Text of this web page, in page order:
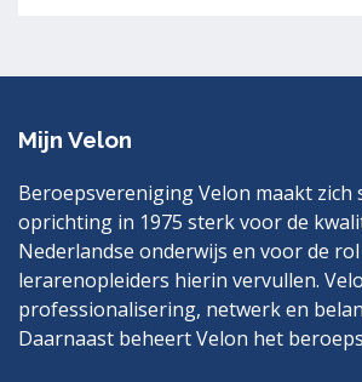
Mijn Velon
Beroepsvereniging Velon maakt zich
oprichting in 1975 sterk voor de
Nederlandse onderwijs en voor de rol
lerarenopleiders hierin vervullen.
professionalisering, netwerk en
Daarnaast beheert Velon het